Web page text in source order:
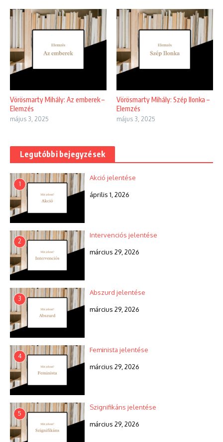
Vörösmarty Mihály: Az emberek –
Elemzés
május 3, 2025
Vörösmarty Mihály: Szép Ilonka –
Elemzés
május 3, 2025
Legutóbbi bejegyzések
1
Akció jelentése
április 1, 2026
2
Intervenciós jelentése
március 29, 2026
3
Abszurd jelentése
március 29, 2026
4
Feminista jelentése
március 29, 2026
5
Szignifikáns jelentése
március 29, 2026